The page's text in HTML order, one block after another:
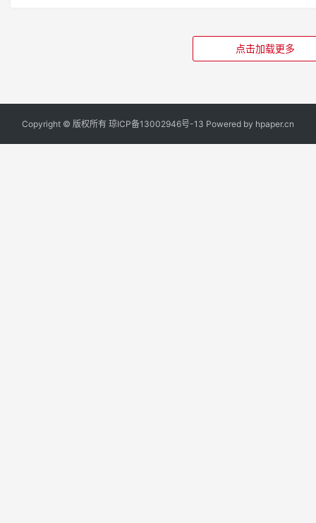
点击加载更多
Copyright © 版权所有 琼ICP备13002946号-13 Powered by hpaper.cn